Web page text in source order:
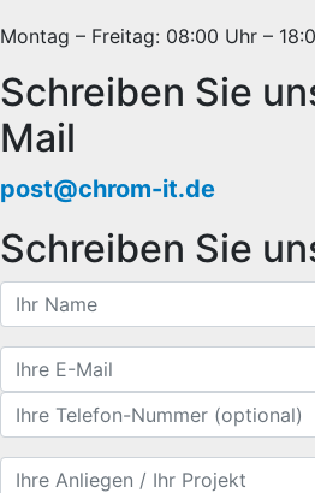
Montag – Freitag: 08:00 Uhr –
Schreiben Sie
Mail
post@chrom-it.de
Schreiben Sie